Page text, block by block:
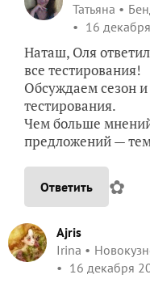
Татьяна
16
Наташ, Оля
все тестирования!
Обсуждаем сезон
тестирования.
Чем больше
предложений —
Ответить ✿
Ajris
Irina
16 декабря